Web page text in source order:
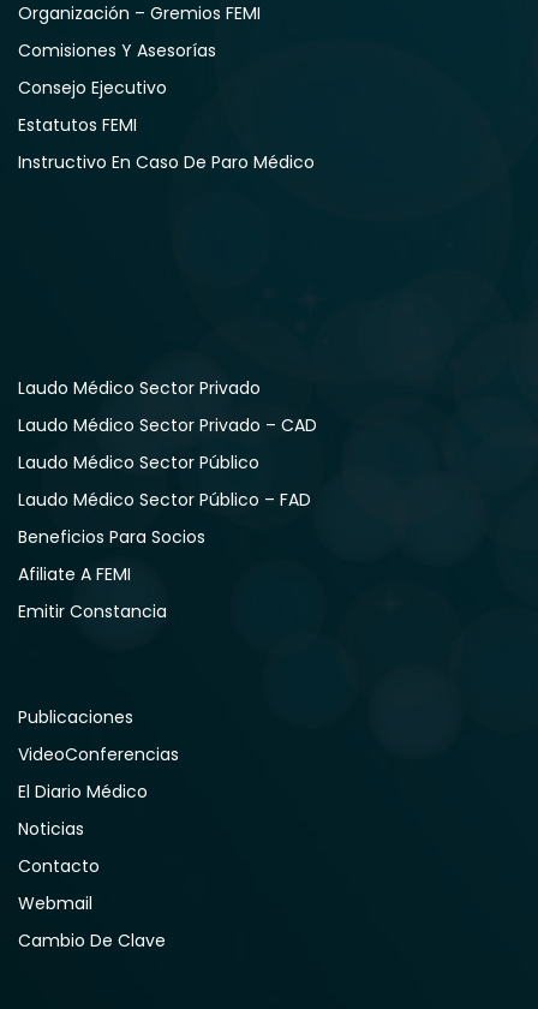
Organización – Gremios FEMI
Comisiones Y Asesorías
Consejo Ejecutivo
Estatutos FEMI
Instructivo En Caso De Paro Médico
Laudo Médico Sector Privado
Laudo Médico Sector Privado – CAD
Laudo Médico Sector Público
Laudo Médico Sector Público – FAD
Beneficios Para Socios
Afiliate A FEMI
Emitir Constancia
Publicaciones
VideoConferencias
El Diario Médico
Noticias
Contacto
Webmail
Cambio De Clave